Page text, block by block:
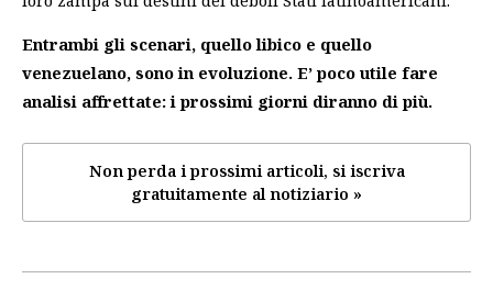
Entrambi gli scenari, quello libico e quello
venezuelano, sono in evoluzione. E’ poco utile fare
analisi affrettate: i prossimi giorni diranno di più.
Non perda i prossimi articoli, si iscriva
gratuitamente al notiziario »